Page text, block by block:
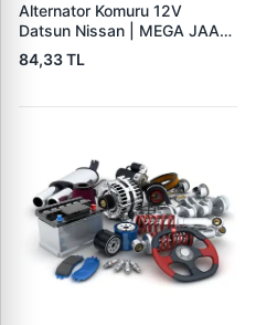
Alternator Komuru 12V
Datsun Nissan | MEGA JAAX
20 | OEM JAAX20
84,33 TL